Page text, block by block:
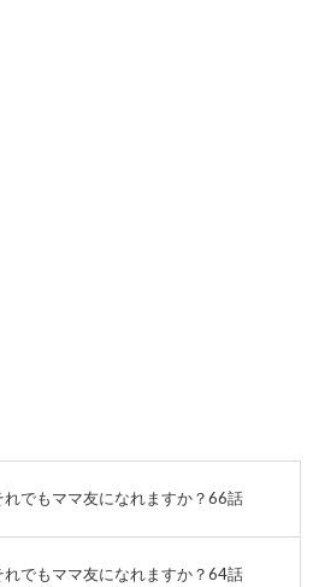
れでもママ友になれますか？66話
れでもママ友になれますか？64話